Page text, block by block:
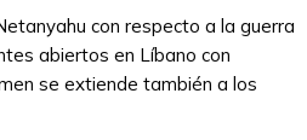
con respecto a la guerra
abiertos en Líbano con
se extiende también a los